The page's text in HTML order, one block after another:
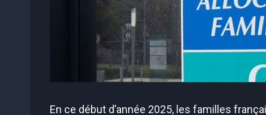
En ce début d’année 2025, les familles